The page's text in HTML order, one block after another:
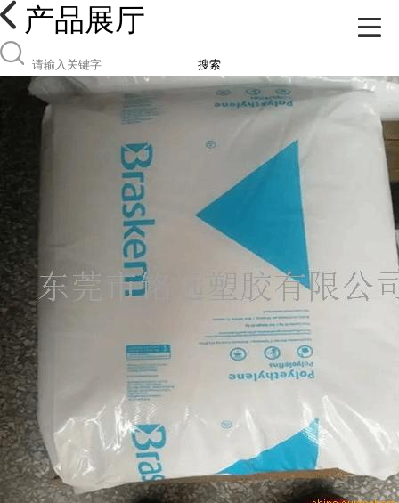
产品展厅
搜索